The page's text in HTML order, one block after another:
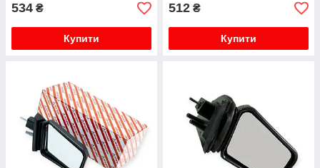
534 ₴
Купити
512 ₴
Купити